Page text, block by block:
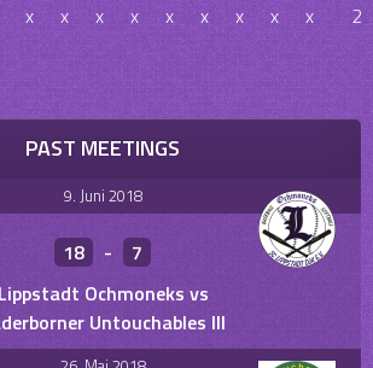
x x x x x x x x x 21
PAST MEETINGS
9. Juni 2018
18 -
7
Lippstadt Ochmoneks vs
Untouchables III